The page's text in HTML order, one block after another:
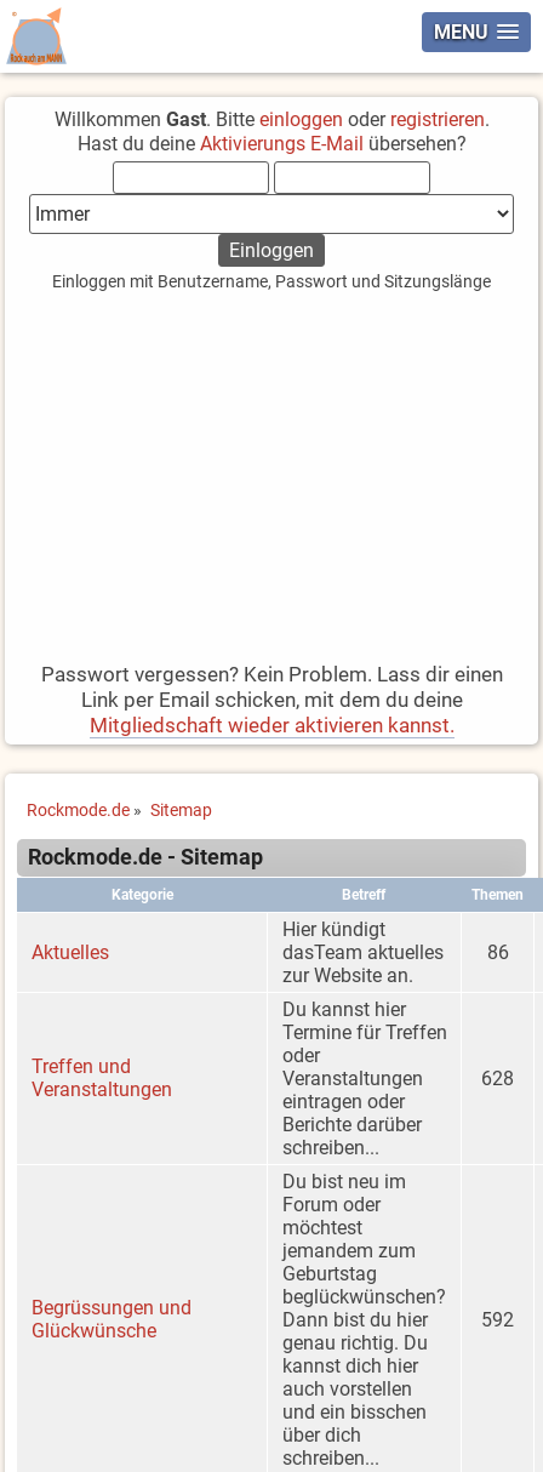
MENU
Willkommen Gast. Bitte einloggen oder registrieren.
Hast du deine Aktivierungs E-Mail übersehen?
Einloggen mit Benutzername, Passwort und Sitzungslänge
Passwort vergessen? Kein Problem. Lass dir einen
Link per Email schicken, mit dem du deine
Mitgliedschaft wieder aktivieren kannst.
Rockmode.de » Sitemap
Rockmode.de - Sitemap
Kategorie Betreff Themen
Aktuelles
Hier kündigt
dasTeam aktuelles
zur Website an.
86
Treffen und
Veranstaltungen
Du kannst hier
Termine für Treffen
oder
Veranstaltungen
eintragen oder
Berichte darüber
schreiben...
628
Begrüssungen und
Glückwünsche
Du bist neu im
Forum oder
möchtest
jemandem zum
Geburtstag
beglückwünschen?
Dann bist du hier
genau richtig. Du
kannst dich hier
auch vorstellen
und ein bisschen
über dich
schreiben...
592